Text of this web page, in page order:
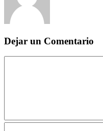
Dejar un Comentario